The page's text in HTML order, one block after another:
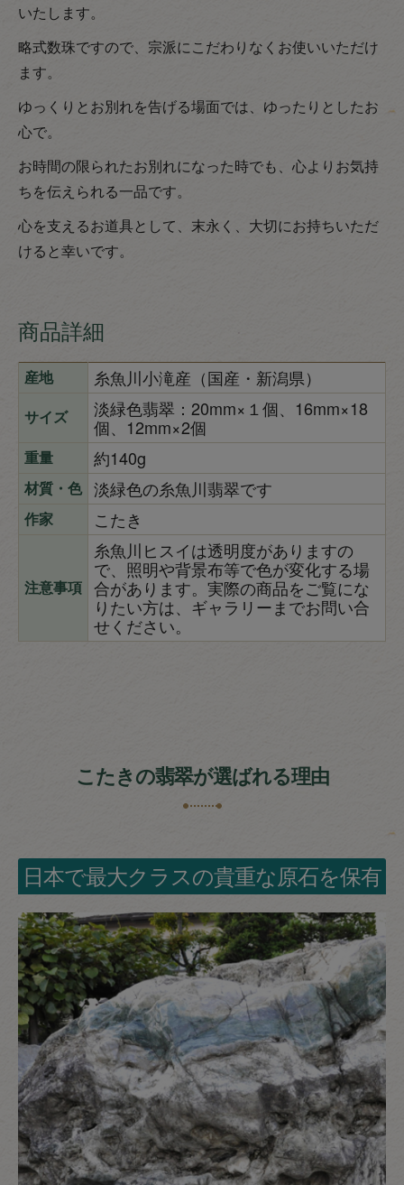
いたします。
略式数珠ですので、宗派にこだわりなくお使いいただけ
ます。
ゆっくりとお別れを告げる場面では、ゆったりとしたお
心で。
お時間の限られたお別れになった時でも、心よりお気持
ちを伝えられる一品です。
心を支えるお道具として、末永く、大切にお持ちいただ
けると幸いです。
商品詳細
産地 糸魚川小滝産（国産・新潟県）
サイズ
淡緑色翡翠：20mm×１個、16mm×18
個、12mm×2個
重量 約140g
材質・色 淡緑色の糸魚川翡翠です
作家 こたき
注意事項
糸魚川ヒスイは透明度がありますの
で、照明や背景布等で色が変化する場
合があります。実際の商品をご覧にな
りたい方は、ギャラリーまでお問い合
せください。
こたきの翡翠が選ばれる理由
日本で最大クラスの貴重な原石を保有